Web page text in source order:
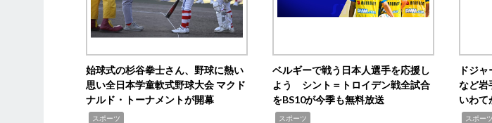
始球式の杉谷拳士さん、野球に熱い
思い全日本学童軟式野球大会 マクド
ナルド・トーナメントが開幕
スポーツ
ベルギーで戦う日本人選手を応援し
よう シント＝トロイデン戦全試合
をBS10が今季も無料放送
スポーツ
ドジ
など
いわて
スポーツ